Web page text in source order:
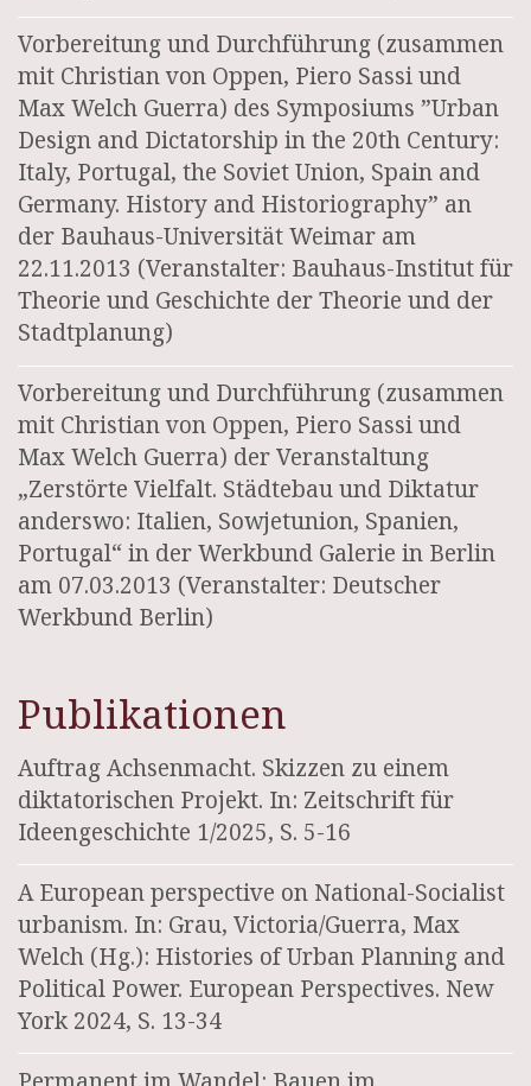
Vorbereitung und Durchführung (zusammen
mit Christian von Oppen, Piero Sassi und
Max Welch Guerra) des Symposiums ”Urban
Design and Dictatorship in the 20th Century:
Italy, Portugal, the Soviet Union, Spain and
Germany. History and Historiography” an
der Bauhaus-Universität Weimar am
22.11.2013 (Veranstalter: Bauhaus-Institut für
Theorie und Geschichte der Theorie und der
Stadtplanung)
Vorbereitung und Durchführung (zusammen
mit Christian von Oppen, Piero Sassi und
Max Welch Guerra) der Veranstaltung
„Zerstörte Vielfalt. Städtebau und Diktatur
anderswo: Italien, Sowjetunion, Spanien,
Portugal“ in der Werkbund Galerie in Berlin
am 07.03.2013 (Veranstalter: Deutscher
Werkbund Berlin)
Publikationen
Auftrag Achsenmacht. Skizzen zu einem
diktatorischen Projekt. In: Zeitschrift für
Ideengeschichte 1/2025, S. 5-16
A European perspective on National-Socialist
urbanism. In: Grau, Victoria/Guerra, Max
Welch (Hg.): Histories of Urban Planning and
Political Power. European Perspectives. New
York 2024, S. 13-34